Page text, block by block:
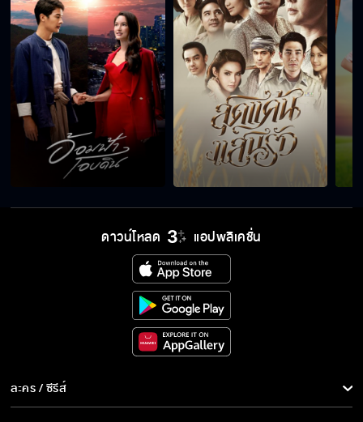
จะแสดงความป่าเถื่อนใส่ฉันก็ให้เกียรติฐานะฉัน
ด้วยนะ
มีอะไรอยู่ในนม!!!
ทิวาไม่ดีเองครับ
ผมไม่ได้อยากเป็นแบบนี้
ทำไมถึงทำแบบนี้
ดาวน์โหลด แอปพลิเคชั่น
ละคร / ซีรีส์
ละคร/ซีรีส์